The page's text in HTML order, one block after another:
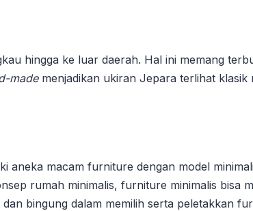
hingga ke luar daerah. Hal ini memang
mademenjadikan ukiran Jepara terlihat klasik
macam furniture dengan model
rumah minimalis, furniture minimalis bisa
bingung dalam memilih serta peletakkan